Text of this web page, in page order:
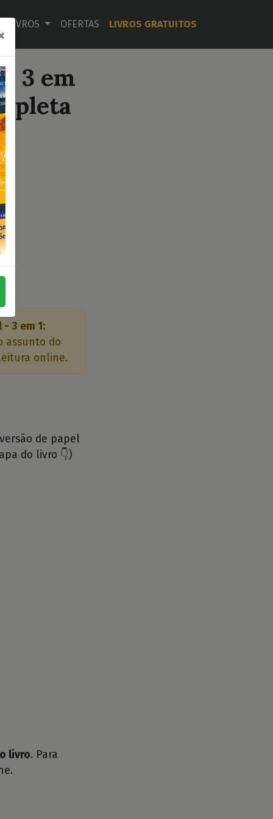
LIVROS OFERTAS LIVROS GRATUITOS
3 em
3 em 1:
assunto do
online.
de papel
do livro 👇)
livro. Para